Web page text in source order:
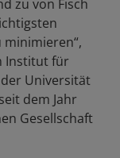
zu von Fisch
Institut für
Universität
dem Jahr
Gesellschaft